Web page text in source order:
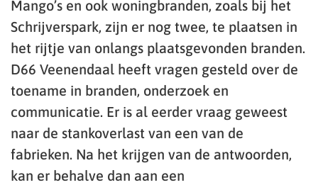
Mango’s en ook woningbranden, zoals bij het
Schrijverspark, zijn er nog twee, te plaatsen in
het rijtje van onlangs plaatsgevonden branden.
D66 Veenendaal heeft vragen gesteld over de
toename in branden, onderzoek en
communicatie. Er is al eerder vraag geweest
naar de stankoverlast van een van de
fabrieken. Na het krijgen van de antwoorden,
kan er behalve dan aan een